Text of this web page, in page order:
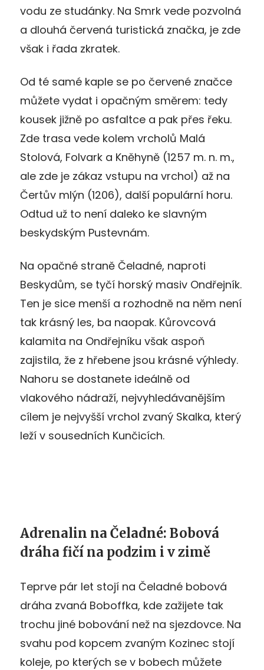
vodu ze studánky. Na Smrk vede pozvolná
a dlouhá červená turistická značka, je zde
však i řada zkratek.
Od té samé kaple se po červené značce
můžete vydat i opačným směrem: tedy
kousek jižně po asfaltce a pak přes řeku.
Zde trasa vede kolem vrcholů Malá
Stolová, Folvark a Kněhyně (1257 m. n. m.,
ale zde je zákaz vstupu na vrchol) až na
Čertův mlýn (1206), další populární horu.
Odtud už to není daleko ke slavným
beskydským Pustevnám.
Na opačné straně Čeladné, naproti
Beskydům, se tyčí horský masiv Ondřejník.
Ten je sice menší a rozhodně na něm není
tak krásný les, ba naopak. Kůrovcová
kalamita na Ondřejníku však aspoň
zajistila, že z hřebene jsou krásné výhledy.
Nahoru se dostanete ideálně od
vlakového nádraží, nejvyhledávanějším
cílem je nejvyšší vrchol zvaný Skalka, který
leží v sousedních Kunčicích.
Adrenalin na Čeladné: Bobová
dráha fičí na podzim i v zimě
Teprve pár let stojí na Čeladné bobová
dráha zvaná Boboffka, kde zažijete tak
trochu jiné bobování než na sjezdovce. Na
svahu pod kopcem zvaným Kozinec stojí
koleje, po kterých se v bobech můžete